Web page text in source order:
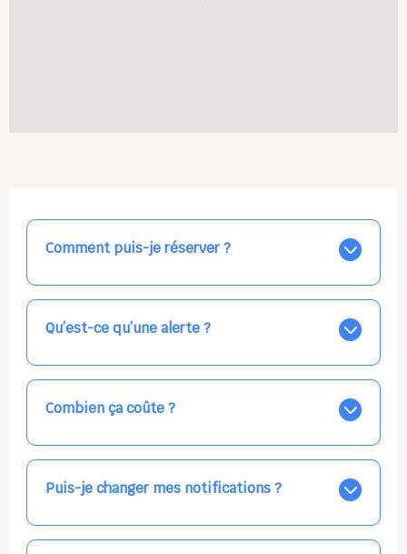
Comment puis-je réserver ?
Nos places libres au quotidien sont affichées jour par
jour dans le calendrier ci-dessus, EN BLEU. Tapez sur
celle qui vous intéresse, choisissez vos horaires, et la
confirmation est immédiate ! Vos accueils
Qu’est-ce qu’une alerte ?
Vous avez besoin d'une solution d'accueil pour une
date précise, ou pour un jour régulier dans la semaine,
mais les places disponibles EN BLEU ne correspondent
pas ? Créez une alerte ponctuelle ou récurrente, ainsi
Combien ça coûte ?
Votre accueil est normalement facturé par la direction
de la crèche, en fin de mois, selon votre taux horaire
habituel. N'hésitez pas à confirmer directement avec
l'équipe lors de la prochaine visite !
Puis-je changer mes notifications ?
Dans votre profil (bouton bleu en haut à droite), vous
pouvez choisir de recevoir les alertes et confirmations